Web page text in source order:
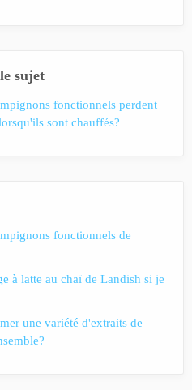
sujet
fonctionnels perdent
sont chauffés?
fonctionnels de
à latte au chaï de Landish si je
une variété d'extraits de